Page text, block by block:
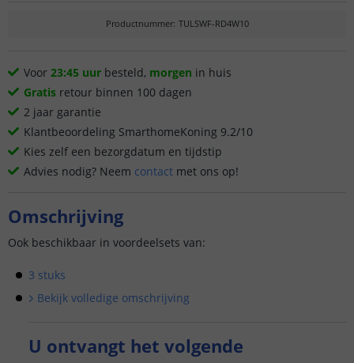
Productnummer: TULSWF-RD4W10
Voor 23:45 uur besteld, morgen in huis
Gratis retour binnen 100 dagen
2 jaar garantie
Klantbeoordeling SmarthomeKoning 9.2/10
Kies zelf een bezorgdatum en tijdstip
Advies nodig? Neem contact met ons op!
Omschrijving
Ook beschikbaar in voordeelsets van:
3 stuks
Bekijk volledige omschrijving
U ontvangt het volgende